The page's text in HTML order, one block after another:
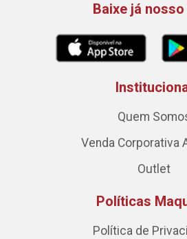
Baixe já nosso
Quem
Venda Corporativa
Outlet
Políticas
Política de